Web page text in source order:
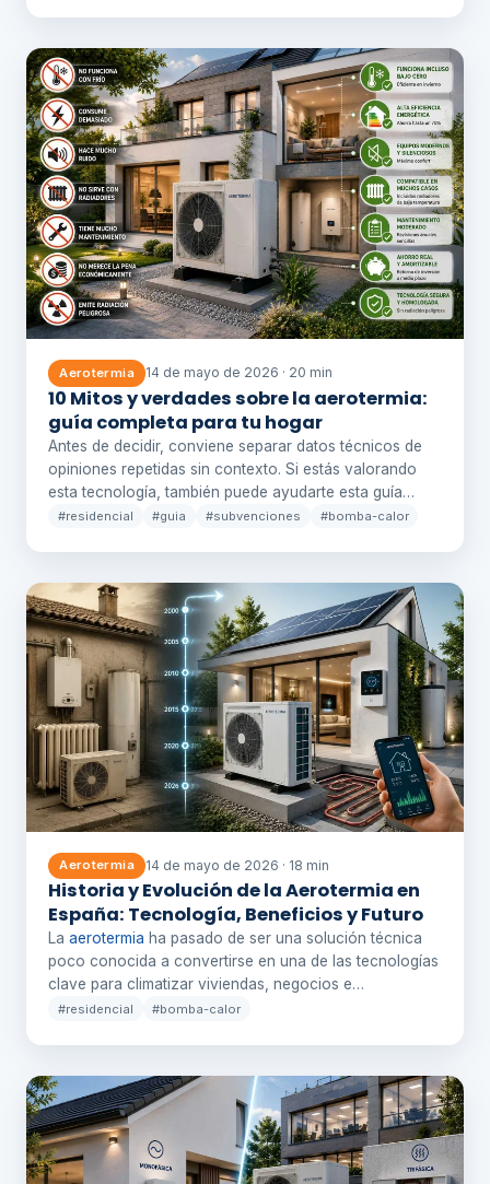
Aerotermia 14 de mayo de 2026 · 20 min
10 Mitos y verdades sobre la aerotermia:
guía completa para tu hogar
Antes de decidir, conviene separar datos técnicos de
opiniones repetidas sin contexto. Si estás valorando
esta tecnología, también puede ayudarte esta guía…
#residencial #guia #subvenciones #bomba-calor
Aerotermia 14 de mayo de 2026 · 18 min
Historia y Evolución de la Aerotermia en
España: Tecnología, Beneficios y Futuro
La aerotermia ha pasado de ser una solución técnica
poco conocida a convertirse en una de las tecnologías
clave para climatizar viviendas, negocios e…
#residencial #bomba-calor